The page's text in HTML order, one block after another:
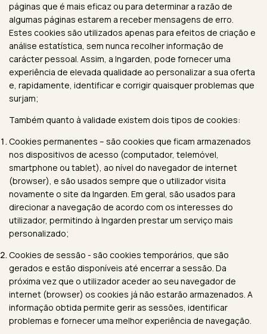
páginas que é mais eficaz ou para determinar a razão de
algumas páginas estarem a receber mensagens de erro.
Estes cookies são utilizados apenas para efeitos de criação e
análise estatística, sem nunca recolher informação de
carácter pessoal. Assim, a Ingarden, pode fornecer uma
experiência de elevada qualidade ao personalizar a sua oferta
e, rapidamente, identificar e corrigir quaisquer problemas que
surjam;
Também quanto à validade existem dois tipos de cookies:
Cookies permanentes – são cookies que ficam armazenados
nos dispositivos de acesso (computador, telemóvel,
smartphone ou tablet), ao nível do navegador de internet
(browser), e são usados sempre que o utilizador visita
novamente o site da Ingarden. Em geral, são usados para
direcionar a navegação de acordo com os interesses do
utilizador, permitindo à Ingarden prestar um serviço mais
personalizado;
Cookies de sessão - são cookies temporários, que são
gerados e estão disponíveis até encerrar a sessão. Da
próxima vez que o utilizador aceder ao seu navegador de
internet (browser) os cookies já não estarão armazenados. A
informação obtida permite gerir as sessões, identificar
problemas e fornecer uma melhor experiência de navegação.